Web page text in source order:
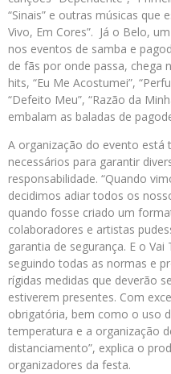
“Sinais” e outras músicas que
Vivo, Em Cores”. Já o Belo,
nos eventos de samba e
de fãs por onde passa, chega
hits, “Eu Me Acostumei”,
“Defeito Meu”, “Razão da
embalam as baladas de
A organização do evento
necessários para garantir
responsabilidade. “Quando
decidimos adiar todos os
quando fosse criado um
colaboradores e artistas
garantia de segurança. E o
seguindo todas as normas e
rígidas medidas que deverão
estiverem presentes. Com
obrigatória, bem como o uso
temperatura e a organização
distanciamento”, explica o
organizadores da festa.